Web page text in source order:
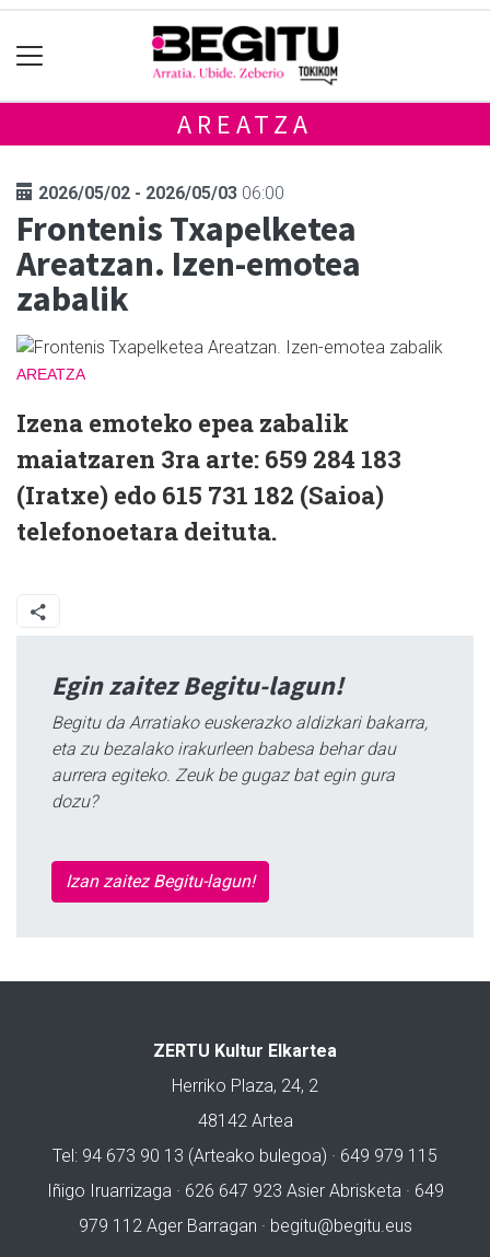
AREATZA
2026/05/02 - 2026/05/03 06:00
Frontenis Txapelketea
Areatzan. Izen-emotea
zabalik
AREATZA
Izena emoteko epea zabalik
maiatzaren 3ra arte: 659 284 183
(Iratxe) edo 615 731 182 (Saioa)
telefonoetara deituta.
Egin zaitez Begitu-lagun!
Begitu da Arratiako euskerazko aldizkari bakarra,
eta zu bezalako irakurleen babesa behar dau
aurrera egiteko. Zeuk be gugaz bat egin gura
dozu?
Izan zaitez Begitu-lagun!
ZERTU Kultur Elkartea
Herriko Plaza, 24, 2
48142 Artea
Tel: 94 673 90 13 (Arteako bulegoa) · 649 979 115
Iñigo Iruarrizaga · 626 647 923 Asier Abrisketa · 649
979 112 Ager Barragan · begitu@begitu.eus